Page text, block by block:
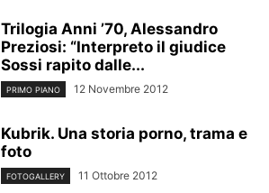
Trilogia Anni ’70, Alessandro
Preziosi: “Interpreto il giudice
Sossi rapito dalle...
PRIMO PIANO 12 Novembre 2012
Kubrik. Una storia porno, trama e
foto
FOTOGALLERY 11 Ottobre 2012